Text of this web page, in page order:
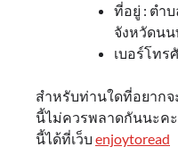
ที่อยู่ : ตำ
จังหวัดน
เบอร์โทร
สำหรับท่านใดที่อยาก
นี้ไม่ควรพลาดกันนะค
นี้ได้ที่เว็บ enjoytoread